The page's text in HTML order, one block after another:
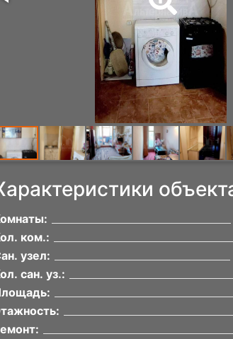
ком.:
узел:
сан. уз.: